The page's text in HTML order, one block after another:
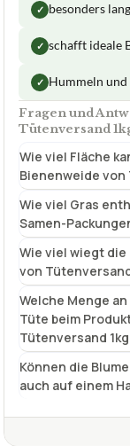
✓ besonders
✓ schafft ideale
✓ Hummeln und
Fragen und
Tütenversand
Wie viel Fläche
Bienenweide
Wie viel Gras
Samen-
Wie viel wiegt
von
Welche Menge
Tüte beim Produkt Blumenwiese-
Tütenversand
Können die
auch auf einem